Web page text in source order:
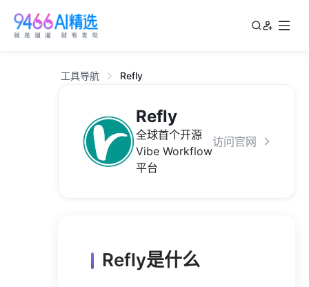
工具导航 Refly
Refly
全球首个开源
Vibe Workflow
平台
访问官网
Refly是什么